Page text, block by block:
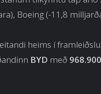
Boeing (-11,8
heims í
BYD með